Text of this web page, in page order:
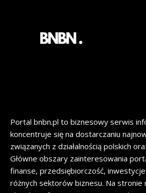
Portal bnbn.pl to biznesowy serwis
koncentruje się na dostarczaniu
związanych z działalnością polskich
Główne obszary zainteresowania
finanse, przedsiębiorczość,
różnych sektorów biznesu. Na stronie